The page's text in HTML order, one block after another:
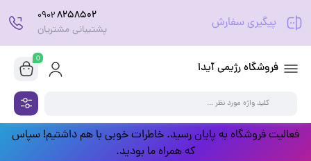
پیگیری سفارش 8258502
0902
پشتیبانی مشتریان
فروشگاه رژیمی آیدا
0
فعالیت فروشگاه به پایان رسید. خاطرات خوبی با هم داشتیم! سپاس
که همراه ما بودید.